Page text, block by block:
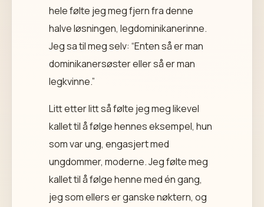
hele følte jeg meg fjern fra denne
halve løsningen, legdominikanerinne.
Jeg sa til meg selv: “Enten så er man
dominikanersøster eller så er man
legkvinne.”
Litt etter litt så følte jeg meg likevel
kallet til å følge hennes eksempel, hun
som var ung, engasjert med
ungdommer, moderne. Jeg følte meg
kallet til å følge henne med én gang,
jeg som ellers er ganske nøktern, og